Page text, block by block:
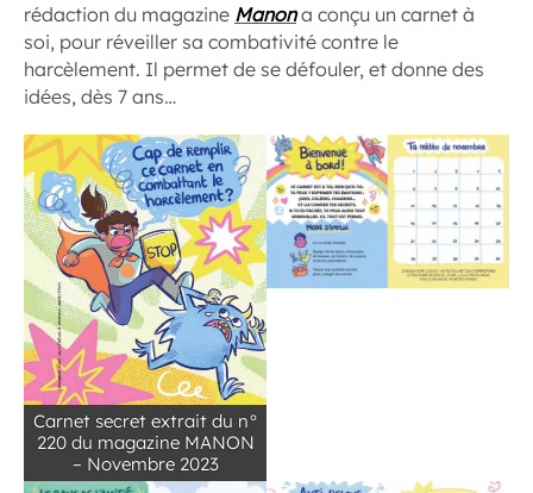
rédaction du magazine Manona conçu un carnet à
soi, pour réveiller sa combativité contre le
harcèlement. Il permet de se défouler, et donne des
idées, dès 7 ans…
Carnet secret extrait du n°
220 du magazine MANON
– Novembre 2023